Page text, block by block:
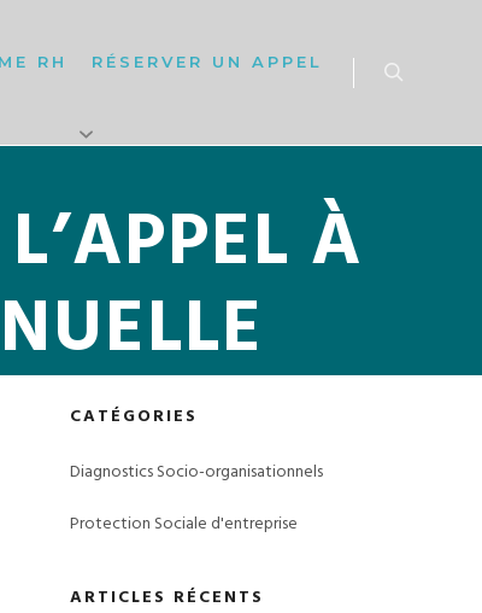
RH RÉSERVER UN APPEL
À
CATÉGORIES
Diagnostics Socio-organisationnels
Protection Sociale d'entreprise
ARTICLES RÉCENTS